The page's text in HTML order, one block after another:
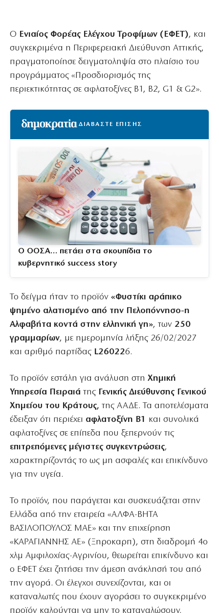
Ο Ενιαίος Φορέας Ελέγχου Τροφίμων (ΕΦΕΤ), και
συγκεκριμένα η Περιφερειακή Διεύθυνση Αττικής,
πραγματοποίησε δειγματοληψία στο πλαίσιο του
προγράμματος «Προσδιορισμός της
περιεκτικότητας σε αφλατοξίνες Β1, Β2, G1 & G2».
ΔΙΑΒΑΣΤΕ ΕΠΙΣΗΣ
Ο ΟΟΣΑ… πετάει στα σκουπίδια το
κυβερνητικό success story
Το δείγμα ήταν το προϊόν «Φυστίκι αράπικο
ψημένο αλατισμένο από την Πελοπόννησο-η
Αλφαβήτα κοντά στην ελληνική γη», των 250
γραμμαρίων, με ημερομηνία λήξης 26/02/2027
και αριθμό παρτίδαςL260226.
Το προϊόν εστάλη για ανάλυση στη Χημική
Υπηρεσία Πειραιά της Γενικής Διεύθυνσης Γενικού
Χημείου του Κράτους, της ΑΑΔΕ. Τα αποτελέσματα
έδειξαν ότι περιέχει αφλατοξίνη Β1 και συνολικά
αφλατοξίνες σε επίπεδα που ξεπερνούν τις
επιτρεπόμενες μέγιστες συγκεντρώσεις,
χαρακτηρίζοντάς το ως μη ασφαλές και επικίνδυνο
για την υγεία.
Το προϊόν, που παράγεται και συσκευάζεται στην
Ελλάδα από την εταιρεία «ΑΛΦΑ-ΒΗΤΑ
ΒΑΣΙΛΟΠΟΥΛΟΣ ΜΑΕ» και την επιχείρηση
«ΚΑΡΑΓΙΑΝΝΗΣ ΑΕ» (Ξηροκαρπ), στη διαδρομή 4ο
χλμ Αμφιλοχίας-Αγρινίου, θεωρείται επικίνδυνο και
ο ΕΦΕΤ έχει ζητήσει την άμεση ανάκλησή του από
την αγορά. Οι έλεγχοι συνεχίζονται, και οι
καταναλωτές που έχουν αγοράσει το συγκεκριμένο
προϊόν καλούνται να μην το καταναλώσουν.